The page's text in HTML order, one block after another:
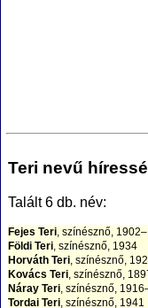
Teri nevű
Talált 6 db. név:
Fejes Teri , színésznő,
Földi Teri , színésznő, 1934
Horváth Teri , színésznő,
Kovács Teri , színésznő,
Náray Teri , színésznő,
Tordai Teri , színésznő, 1941